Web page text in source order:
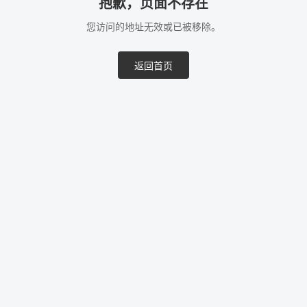
抱歉，页面不存在
您访问的地址无效或已被移除。
返回首页